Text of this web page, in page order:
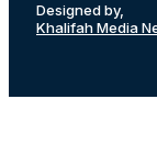
Designed by,
Khalifah Media